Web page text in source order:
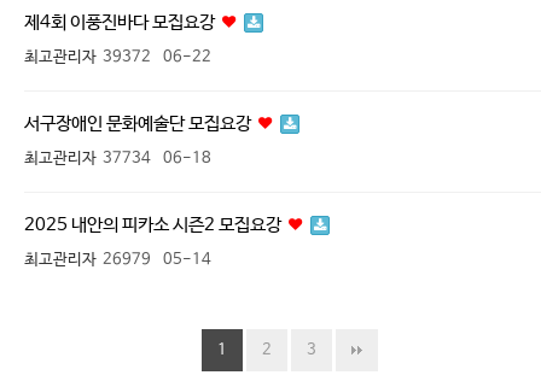
제4회 이풍진바다 모집요강
최고관리자 39372 06-22
서구장애인 문화예술단 모집요강
최고관리자 37734 06-18
2025 내안의 피카소 시즌2 모집요강
최고관리자 26979 05-14
1 2 3